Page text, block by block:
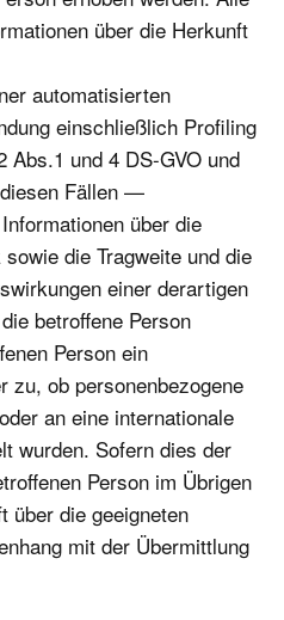
über die Herkunft
automatisierten
einschließlich Profiling
Abs.1 und 4 DS-GVO und
Fällen —
über die
die Tragweite und die
einer derartigen
betroffene Person
Person ein
zu, ob personenbezogene
an eine internationale
wurden. Sofern dies der
Person im Übrigen
über die geeigneten
mit der Übermittlung